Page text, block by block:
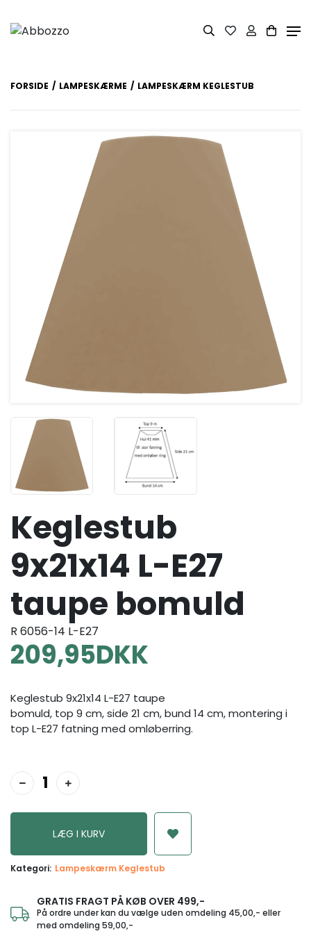
FORSIDE LAMPESKÆRME LAMPESKÆRM KEGLESTUB
Keglestub
9x21x14 L-E27
taupe bomuld
R 6056-14 L-E27
209,95DKK
Keglestub 9x21x14 L-E27 taupe
bomuld, top 9 cm, side 21 cm, bund 14 cm, montering i
top L-E27 fatning med omløberring.
Kategori: Lampeskærm Keglestub
GRATIS FRAGT PÅ KØB OVER 499,-
På ordre under kan du vælge uden omdeling 45,00,- eller
med omdeling 59,00,-